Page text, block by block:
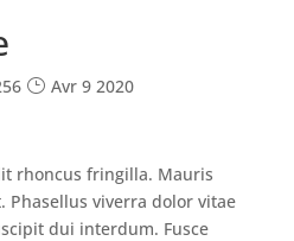
Avr 9 2020
rhoncus fringilla. Mauris
Phasellus viverra dolor vitae
dui interdum. Fusce